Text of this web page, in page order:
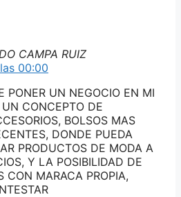
CAMPA RUIZ
00:00
PONER UN NEGOCIO EN MI
CONCEPTO DE
BOLSOS MAS
DONDE PUEDA
PRODUCTOS DE MODA A
Y LA POSIBILIDAD DE
CON MARACA PROPIA,